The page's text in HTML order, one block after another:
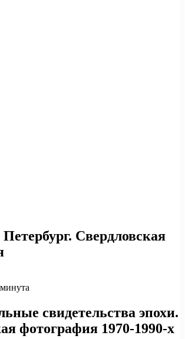
Свердловская
свидетельства эпохи.
фотография 1970-1990-х